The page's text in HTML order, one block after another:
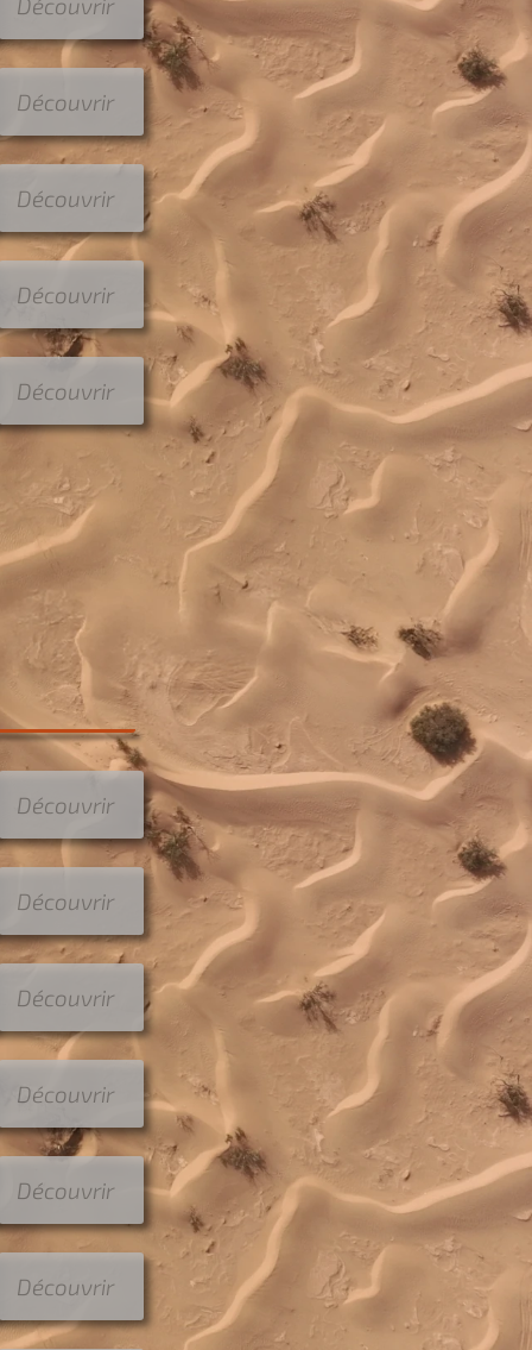
Découvrir
Découvrir
Découvrir
Découvrir
Découvrir
Découvrir
Découvrir
Découvrir
Découvrir
Découvrir